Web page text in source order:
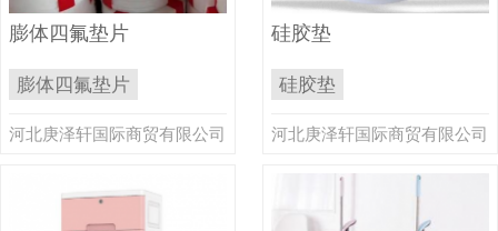
膨体四氟垫片
膨体四氟垫片
河北庚泽轩国际商贸有限公司
硅胶垫
硅胶垫
河北庚泽轩国际商贸有限公司